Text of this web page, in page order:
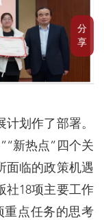
分
享
划作了部署。
新热点”四个关
面临的政策机遇
社18项主要工作
重点任务的思考